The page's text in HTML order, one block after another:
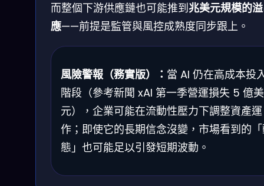
而整個下游供應鏈也可能推到兆美元規模的
應——前提是監管與風控成熟度同步跟上。
風險警報（務實版）： 當 AI 仍在高成本投
階段（參考新聞 xAI 第一季營運損失 5 億美
元），企業可能在流動性壓力下調整資產運
作；即使它的長期信念沒變，市場看到的
態」也可能足以引發短期波動。